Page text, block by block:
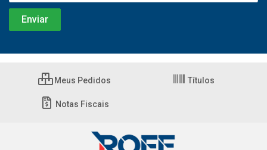
Meus Pedidos Títulos
Notas Fiscais